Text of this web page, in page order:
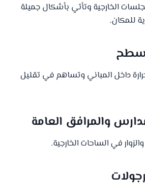
الخارجية وتأتي بأشكال جميلة
للمكان.
داخل المباني وتساهم في تقليل
في الساحات الخارجية.